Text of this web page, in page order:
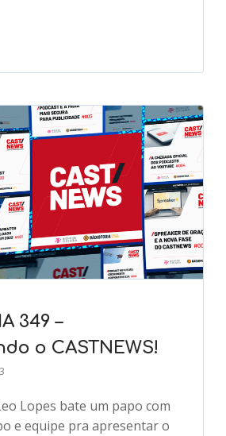
349 –
o CASTNEWS!
Lopes bate um papo com
e equipe pra apresentar o